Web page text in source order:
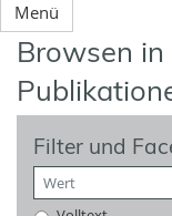
Menü
Browsen in
Filter und